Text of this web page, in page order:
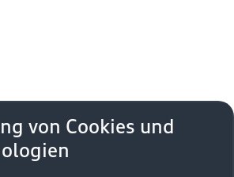
von Cookies und
Zurück nach oben